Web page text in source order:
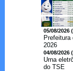
05/08/2026
2026
04/08/2026
Urna
do TSE